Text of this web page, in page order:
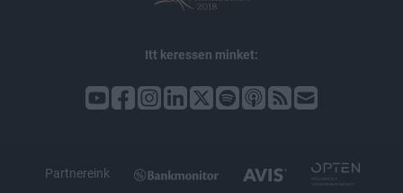
Itt keressen minket:
Partnereink